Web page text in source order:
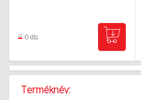
0 db.
Terméknév: